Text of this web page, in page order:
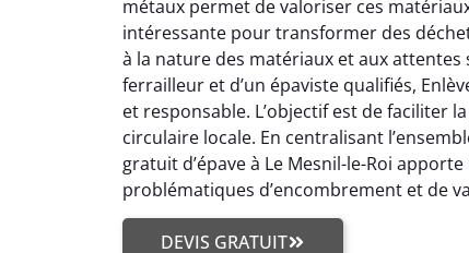
métaux permet de valoriser ces
intéressante pour transformer des
à la nature des matériaux et aux attentes
ferrailleur et d’un épaviste qualifiés,
et responsable. L’objectif est de faciliter
circulaire locale. En centralisant
gratuit d’épave à Le Mesnil-le-Roi
problématiques d’encombrement et de
DEVIS GRATUIT